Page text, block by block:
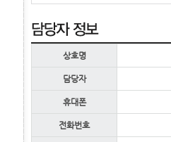
상호명
담당자
휴대폰
전화번호